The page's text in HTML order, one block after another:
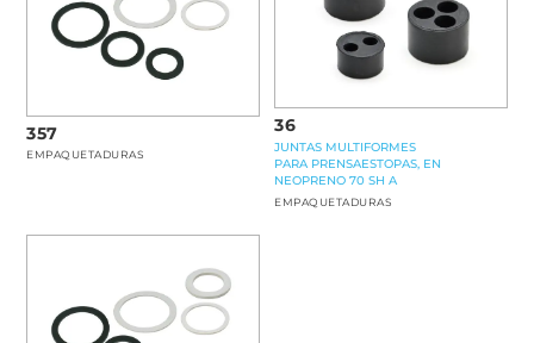
357
EMPAQUETADURAS
36
JUNTAS MULTIFORMES
PARA PRENSAESTOPAS, EN
NEOPRENO 70 SH A
EMPAQUETADURAS